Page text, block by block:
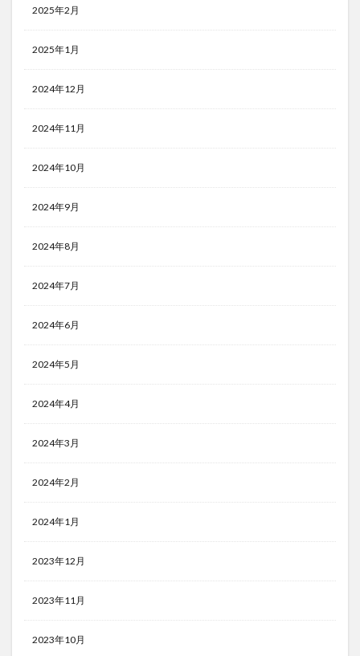
2025年2月
2025年1月
2024年12月
2024年11月
2024年10月
2024年9月
2024年8月
2024年7月
2024年6月
2024年5月
2024年4月
2024年3月
2024年2月
2024年1月
2023年12月
2023年11月
2023年10月